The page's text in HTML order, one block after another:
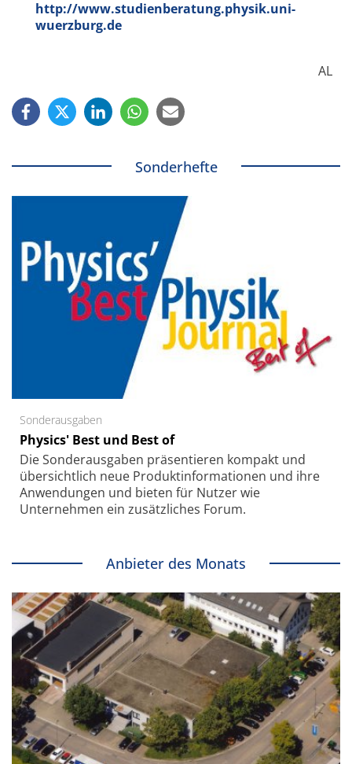
http://www.studienberatung.physik.uni-
wuerzburg.de
AL
Sonderhefte
Sonderausgaben
Physics' Best und Best of
Die Sonder­ausgaben präsentieren kompakt und
übersichtlich neue Produkt­informationen und ihre
Anwendungen und bieten für Nutzer wie
Unternehmen ein zusätzliches Forum.
Anbieter des Monats